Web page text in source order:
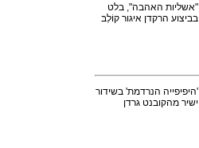
"אשליות האהבה", בלט
בביצוע הרקדן איגור קוֹלְבּ
'היפיפייה הנרדמת' בשידור
ישיר מהקובנט גרדן